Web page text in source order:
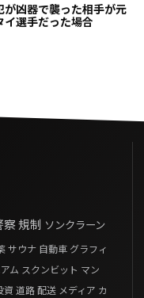
が凶器で襲った相手が元
イ選手だった場合
察規制 ソンクラーン
サウナ 自動車 グラフィ
ム スクンビット マン
資 道路配送 メディア カ